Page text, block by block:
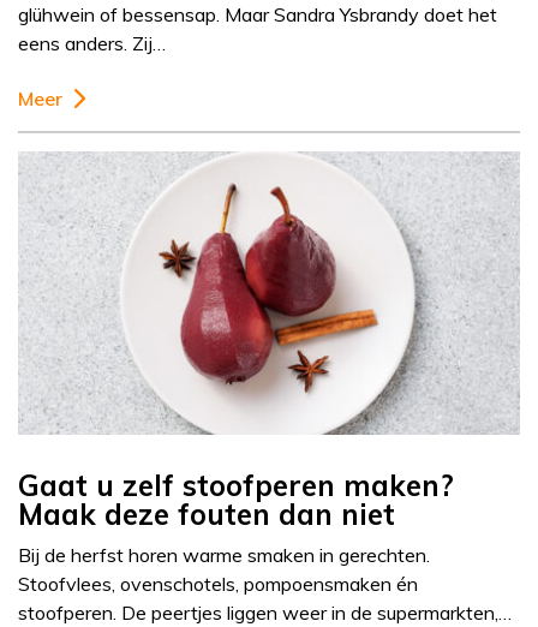
glühwein of bessensap. Maar Sandra Ysbrandy doet het
eens anders. Zij…
Meer
Gaat u zelf stoofperen maken?
Maak deze fouten dan niet
Bij de herfst horen warme smaken in gerechten.
Stoofvlees, ovenschotels, pompoensmaken én
stoofperen. De peertjes liggen weer in de supermarkten,…